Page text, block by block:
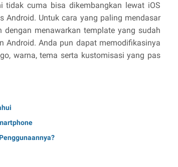
tidak cuma bisa dikembangkan lewat iOS
Android. Untuk cara yang paling mendasar
dengan menawarkan template yang sudah
Android. Anda pun dapat memodifikasinya
warna, tema serta kustomisasi yang pas